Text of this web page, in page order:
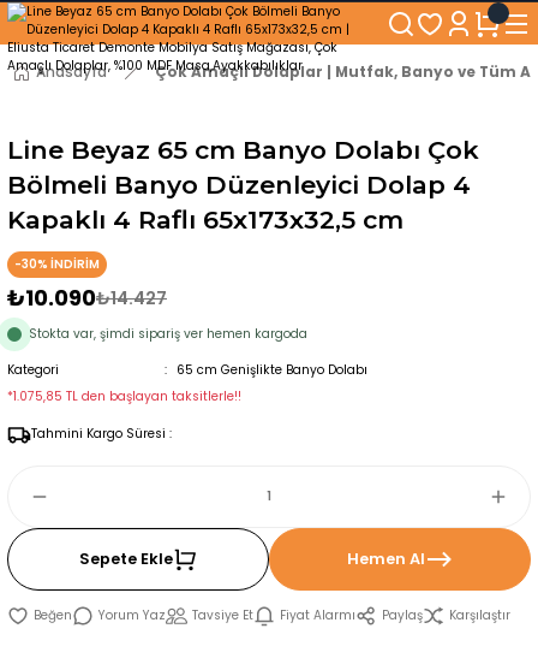
250₺ ve Üzeri Alışverişlerinizde KARGO BEDAVA!
5'er cm Aralıklarla 35 cm'den 100 cm'e kadar Genişliğe Sahip Dolaplar
% 100 Mdf Tekerlekli Masa ile Uzun Ömürlü ve Kolay Kullanım Konforu
Kaliteli hizmet, güvenli alışveriş ve satış sonrası destek
Anasayfa Çok Amaçlı Dolaplar | Mutfak, Banyo ve Tüm
Line Beyaz 65 cm Banyo Dolabı Çok
Bölmeli Banyo Düzenleyici Dolap 4
Kapaklı 4 Raflı 65x173x32,5 cm
-30% İNDİRİM
₺10.090₺14.427
Stokta var, şimdi sipariş ver hemen kargoda
Kategori
65 cm Genişlikte Banyo Dolabı
*1.075,85 TL den başlayan taksitlerle!!
Tahmini Kargo Süresi :
Sepete Ekle Hemen Al
Yorum Yaz Tavsiye Et Fiyat Alarmı Paylaş Karşılaştır